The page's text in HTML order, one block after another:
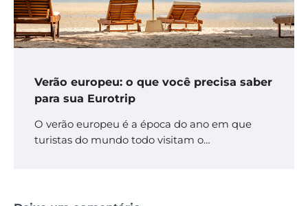
Verão europeu: o que você precisa saber
para sua Eurotrip
O verão europeu é a época do ano em que
turistas do mundo todo visitam o…